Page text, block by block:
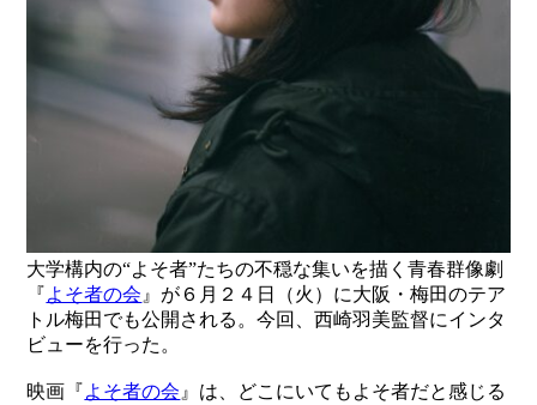
大学構内の“よそ者”たちの不穏な集いを描く青春群像劇
『よそ者の会 』が６月２４日（火）に大阪・梅田のテア
トル梅田でも公開される。今回、西崎羽美監督にインタ
ビューを行った。
映画『よそ者の会 』は、どこにいてもよそ者だと感じる